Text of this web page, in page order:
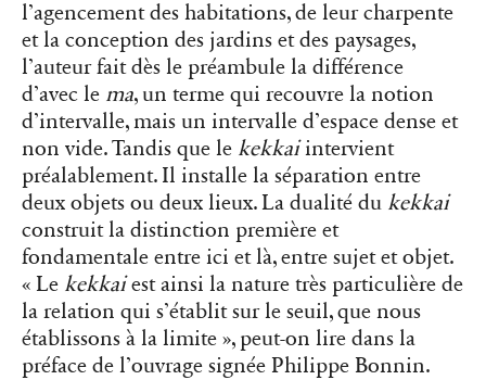
l’agencement des habitations, de leur charpente
et la conception des jardins et des paysages,
l’auteur fait dès le préambule la différence
d’avec le ma, un terme qui recouvre la notion
d’intervalle, mais un intervalle d’espace dense et
non vide. Tandis que le kekkaiintervient
préalablement. Il installe la séparation entre
deux objets ou deux lieux. La dualité du kekkai
construit la distinction première et
fondamentale entre ici et là, entre sujet et objet.
« Le kekkaiest ainsi la nature très particulière de
la relation qui s’établit sur le seuil, que nous
établissons à la limite », peut-on lire dans la
préface de l’ouvrage signée Philippe Bonnin.